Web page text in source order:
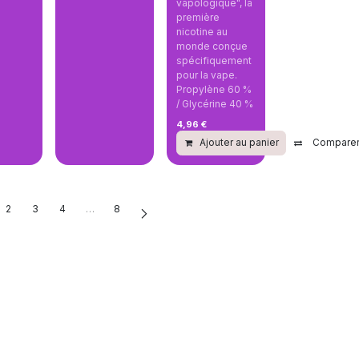
vapologique", la
première
nicotine au
monde conçue
spécifiquement
pour la vape.
Propylène 60 %
/ Glycérine 40 %
4,96 €
Ajouter au panier
Comparer
2 3 4 … 8